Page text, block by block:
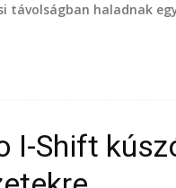
távolságban haladnak
I-Shift